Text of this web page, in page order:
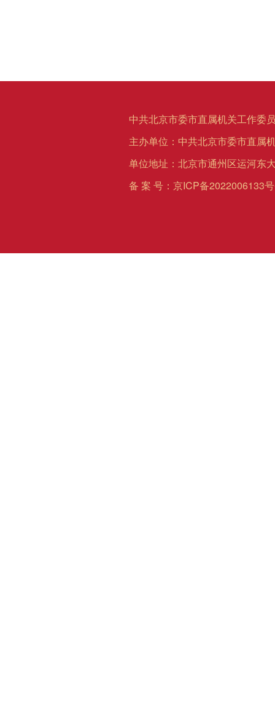
中共北京市委市直属机关工作委
主办单位：中共北京市委市直属
单位地址：北京市通州区运河东
备 案 号： 京ICP备2022006133